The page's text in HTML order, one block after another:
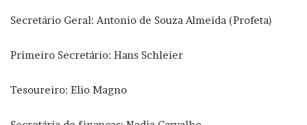
Secretário Geral: Antonio de Souza Almeida (Profeta)
Primeiro Secretário: Hans Schleier
Tesoureiro: Elio Magno